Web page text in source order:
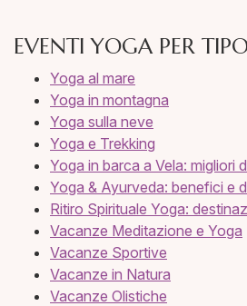
EVENTI YOGA PER
Yoga al mare
Yoga in montagna
Yoga sulla neve
Yoga e Trekking
Yoga in barca a Vela: migliori
Yoga & Ayurveda: benefici e
Ritiro Spirituale Yoga:
Vacanze Meditazione e Yoga
Vacanze Sportive
Vacanze in Natura
Vacanze Olistiche